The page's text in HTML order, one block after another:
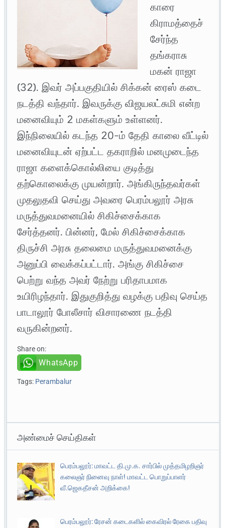
காரை
கிராமத்தைச்
சேர்ந்த
தங்கராசு
மகன் ராஜா
(32). இவர் அப்பகுதியில் சிக்கன் ரைஸ் கடை
நடத்தி வந்தார். இவருக்கு விஜயலட்சுமி என்ற
மனைவியும் 2 மகள்களும் உள்ளனர்.
இந்நிலையில் கடந்த 20-ம் தேதி காலை வீட்டில்
மனைவியுடன் ஏற்பட்ட தகராறில் மனமுடைந்த
ராஜா களைக்கொல்லியை குடித்து
தற்கொலைக்கு முயன்றார். அங்கிருந்தவர்கள்
முதலுதவி செய்து அவரை பெரம்பலூர் அரசு
மருத்துவமனையில் சிகிச்சைக்காக
சேர்த்தனர். பின்னர், மேல் சிகிச்சைக்காக
திருச்சி அரசு தலைமை மருத்துவமனைக்கு
அனுப்பி வைக்கப்பட்டார். அங்கு சிகிச்சை
பெற்று வந்த அவர் நேற்று பரிதாபமாக
உயிரிழந்தார். இதுகுறித்து வழக்கு பதிவு செய்த
பாடாலூர் போலீசார் விசாரணை நடத்தி
வருகின்றனர்.
Share on:
WhatsApp
Tags: Perambalur
அண்மைச் செய்திகள்
பெரம்பலூர்: மாவட்ட தி.மு.க. சார்பில் முத்தமிழறிஞர்
கலைஞர் நினைவு நாள்! மாவட்ட பொறுப்பாளர்
வீ.ஜெகதீசன் அறிக்கை!
பெரம்பலூர்: ரேசன் கடைகளில் கைவிரல் ரேகை பதிவு